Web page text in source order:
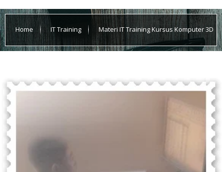
Home IT Training Materi IT Training Kursus Komputer 3D